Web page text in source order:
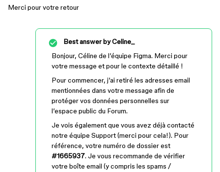
Merci pour votre retour
Best answer byCeline_
Bonjour, Céline de l’équipe Figma. Merci pour
votre message et pour le contexte détaillé !
Pour commencer, j’ai retiré les adresses email
mentionnées dans votre message afin de
protéger vos données personnelles sur
l’espace public du Forum.
Je vois également que vous avez déjà contacté
notre équipe Support (merci pour cela!). Pour
référence, votre numéro de dossier est
#1665937. Je vous recommande de vérifier
votre boîte email (y compris les spams /